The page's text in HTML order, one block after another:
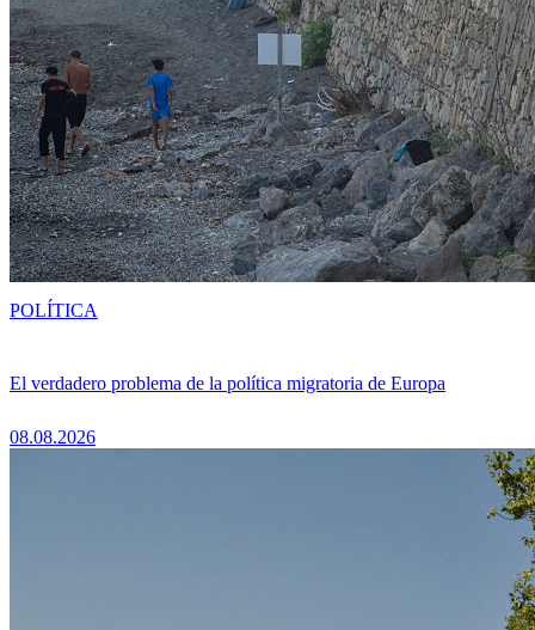
El verdadero problema de la política migratoria de Europa
08.08.2026
POLÍTICA